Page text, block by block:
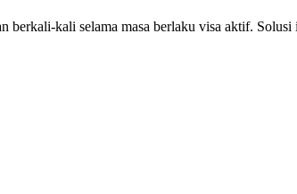
kali selama masa berlaku visa aktif. Solusi